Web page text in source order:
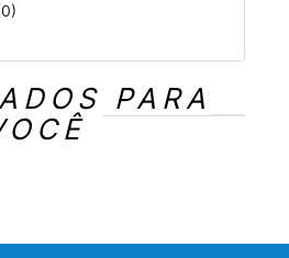
0)
PARA